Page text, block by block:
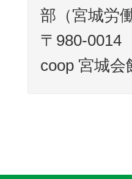
部（宮城労
〒980-0014
coop 宮城会